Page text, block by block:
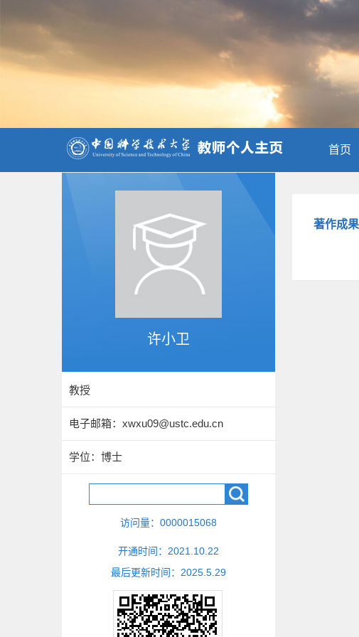
首页
许小卫
教授
电子邮箱： xwxu09@ustc.edu.cn
学位：博士
访问量： 0000015068
开通时间： 2021 10 22
最后更新时间： 2025 5 29
著作成果